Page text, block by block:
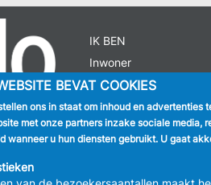
IK BEN
Inwoner
Toerist
Bedrijf
Journalist
BEVAT COOKIES
ons in staat om inhoud en advertenties
met onze partners inzake sociale media,
wanneer u hun diensten gebruikt. U gaat